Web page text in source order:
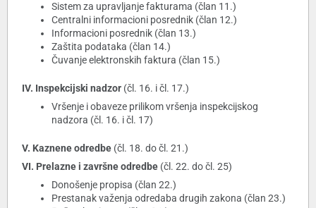
Sistem za upravljanje fakturama (član 11.)
Centralni informacioni posrednik (član 12.)
Informacioni posrednik (član 13.)
Zaštita podataka (član 14.)
Čuvanje elektronskih faktura (član 15.)
IV. Inspekcijski nadzor (čl. 16. i čl. 17.)
Vršenje i obaveze prilikom vršenja inspekcijskog
nadzora (čl. 16. i čl. 17)
V. Kaznene odredbe (čl. 18. do čl. 21.)
VI. Prelazne i završne odredbe (čl. 22. do čl. 25)
Donošenje propisa (član 22.)
Prestanak važenja odredaba drugih zakona (član 23.)